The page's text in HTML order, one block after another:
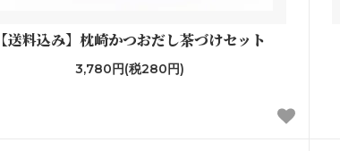
【送料込み】枕崎かつおだし茶づけセット
3,780円(税280円)